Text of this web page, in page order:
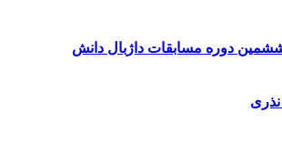
دوره مسابقات داژبال دانش